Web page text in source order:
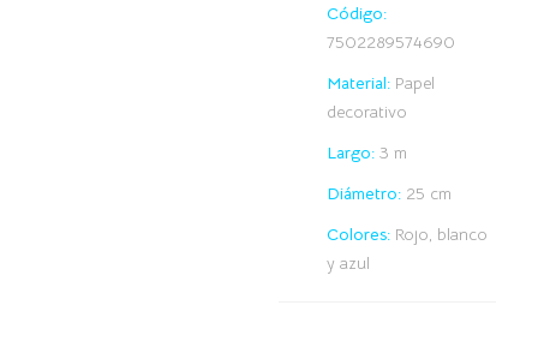
Código:
7502289574690
Material: Papel
decorativo
Largo: 3 m
Diámetro: 25 cm
Colores: Rojo, blanco
y azul